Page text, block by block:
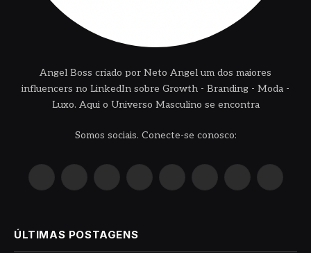
Angel Boss criado por Neto Angel um dos maiores
influencers no LinkedIn sobre Growth - Branding - Moda -
Luxo. Aqui o Universo Masculino se encontra
Somos sociais. Conecte-se conosco:
InstagramPinterestYouTube LinkedIn WhatsAppReddit TikTok
ÚLTIMAS POSTAGENS